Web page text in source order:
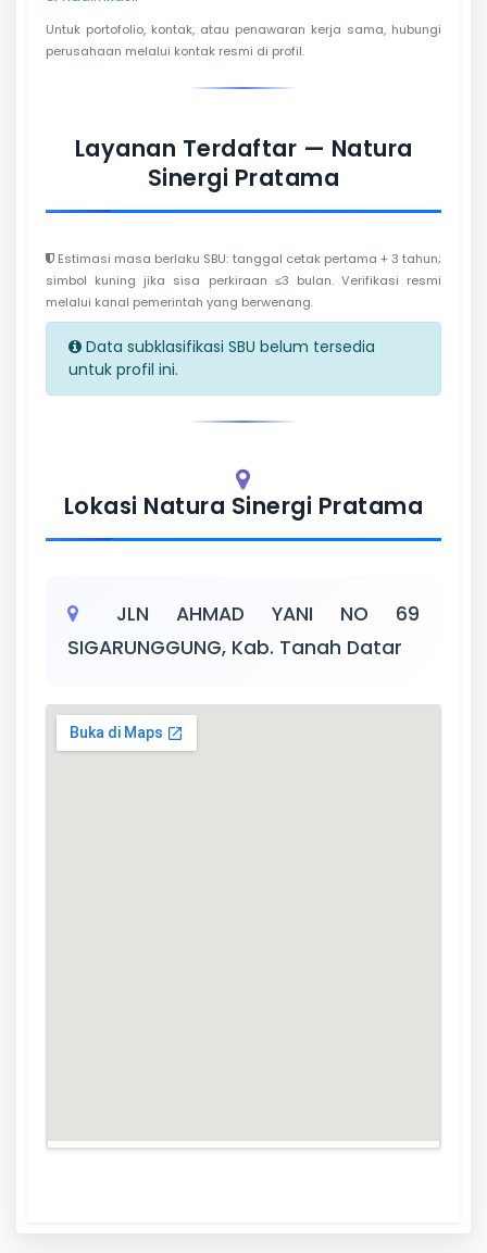
Untuk portofolio, kontak, atau penawaran kerja sama, hubungi
perusahaan melalui kontak resmi di profil.
Layanan Terdaftar — Natura
Sinergi Pratama
Estimasi masa berlaku SBU: tanggal cetak pertama + 3 tahun;
simbol kuning jika sisa perkiraan ≤3 bulan. Verifikasi resmi
melalui kanal pemerintah yang berwenang.
Data subklasifikasi SBU belum tersedia
untuk profil ini.
Lokasi Natura Sinergi Pratama
JLN AHMAD YANI NO 69
SIGARUNGGUNG, Kab. Tanah Datar